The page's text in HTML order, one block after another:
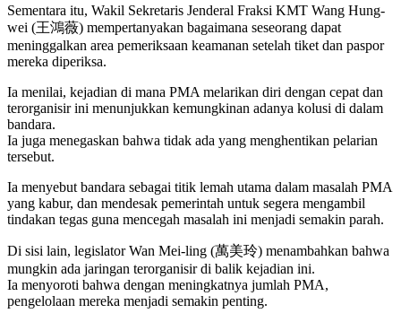
Sementara itu, Wakil Sekretaris Jenderal Fraksi KMT Wang Hung-
wei (王鴻薇) mempertanyakan bagaimana seseorang dapat
meninggalkan area pemeriksaan keamanan setelah tiket dan paspor
mereka diperiksa.
Ia menilai, kejadian di mana PMA melarikan diri dengan cepat dan
terorganisir ini menunjukkan kemungkinan adanya kolusi di dalam
bandara.
Ia juga menegaskan bahwa tidak ada yang menghentikan pelarian
tersebut.
Ia menyebut bandara sebagai titik lemah utama dalam masalah PMA
yang kabur, dan mendesak pemerintah untuk segera mengambil
tindakan tegas guna mencegah masalah ini menjadi semakin parah.
Di sisi lain, legislator Wan Mei-ling (萬美玲) menambahkan bahwa
mungkin ada jaringan terorganisir di balik kejadian ini.
Ia menyoroti bahwa dengan meningkatnya jumlah PMA,
pengelolaan mereka menjadi semakin penting.